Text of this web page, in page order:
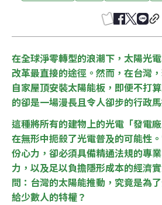
在全球淨零轉型的浪潮下，太陽光
改革最直接的途徑。然而，在台灣
自家屋頂安裝太陽能板，即便不打
的卻是一場漫長且令人卻步的行政馬
這種將所有的建物上的光電「發電
在無形中扼殺了光電普及的可能性
份心力，卻必須具備精通法規的專
力，以及足以負擔隱形成本的經濟
問：台灣的太陽能推動，究竟是為
給少數人的特權？